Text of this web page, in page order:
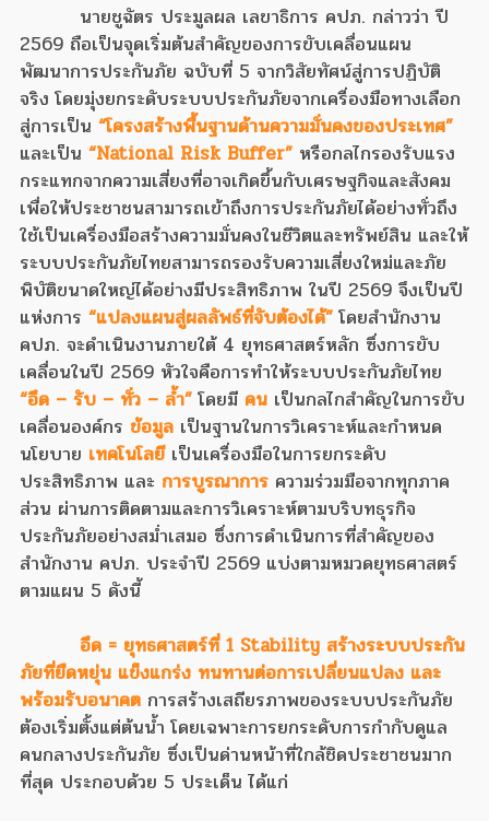
นายชูฉัตร ประมูลผล เลขาธิการ คปภ. กล่าวว่า ปี
2569 ถือเป็นจุดเริ่มต้นสำคัญของการขับเคลื่อนแผน
พัฒนาการประกันภัย ฉบับที่ 5 จากวิสัยทัศน์สู่การปฏิบัติ
จริง โดยมุ่งยกระดับระบบประกันภัยจากเครื่องมือทางเลือก
สู่การเป็น “โครงสร้างพื้นฐานด้านความมั่นคงของประเทศ”
และเป็น “National Risk Buffer” หรือกลไกรองรับแรง
กระแทกจากความเสี่ยงที่อาจเกิดขึ้นกับเศรษฐกิจและสังคม
เพื่อให้ประชาชนสามารถเข้าถึงการประกันภัยได้อย่างทั่วถึง
ใช้เป็นเครื่องมือสร้างความมั่นคงในชีวิตและทรัพย์สิน และให้
ระบบประกันภัยไทยสามารถรองรับความเสี่ยงใหม่และภัย
พิบัติขนาดใหญ่ได้อย่างมีประสิทธิภาพ ในปี 2569 จึงเป็นปี
แห่งการ “แปลงแผนสู่ผลลัพธ์ที่จับต้องได้”โดยสำนักงาน
คปภ. จะดำเนินงานภายใต้ 4 ยุทธศาสตร์หลัก ซึ่งการขับ
เคลื่อนในปี 2569 หัวใจคือการทำให้ระบบประกันภัยไทย
“อึด – รับ – ทั่ว – ล้ำ”โดยมี คน เป็นกลไกสำคัญในการขับ
เคลื่อนองค์กร ข้อมูล เป็นฐานในการวิเคราะห์และกำหนด
นโยบาย เทคโนโลยีเป็นเครื่องมือในการยกระดับ
ประสิทธิภาพ และ การบูรณาการ ความร่วมมือจากทุกภาค
ส่วน ผ่านการติดตามและการวิเคราะห์ตามบริบทธุรกิจ
ประกันภัยอย่างสม่ำเสมอ ซึ่งการดำเนินการที่สำคัญของ
สำนักงาน คปภ. ประจำปี 2569 แบ่งตามหมวดยุทธศาสตร์
ตามแผน 5 ดังนี้
อึด = ยุทธศาสตร์ที่ 1 Stability สร้างระบบประกัน
ภัยที่ยืดหยุ่น แข็งแกร่ง ทนทานต่อการเปลี่ยนแปลง และ
พร้อมรับอนาคต การสร้างเสถียรภาพของระบบประกันภัย
ต้องเริ่มตั้งแต่ต้นน้ำ โดยเฉพาะการยกระดับการกำกับดูแล
คนกลางประกันภัย ซึ่งเป็นด่านหน้าที่ใกล้ชิดประชาชนมาก
ที่สุด ประกอบด้วย 5 ประเด็น ได้แก่